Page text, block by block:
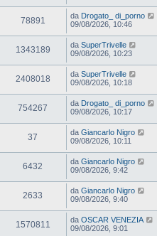
78891 da Drogato_ di_porno
09/08/2026, 10:46
1343189 da SuperTrivelle
09/08/2026, 10:23
2408018 da SuperTrivelle
09/08/2026, 10:18
754267 da Drogato_ di_porno
09/08/2026, 10:17
37 da Giancarlo Nigro
09/08/2026, 10:11
6432 da Giancarlo Nigro
09/08/2026, 9:42
2633 da Giancarlo Nigro
09/08/2026, 9:40
1570811 da OSCAR VENEZIA
09/08/2026, 9:01